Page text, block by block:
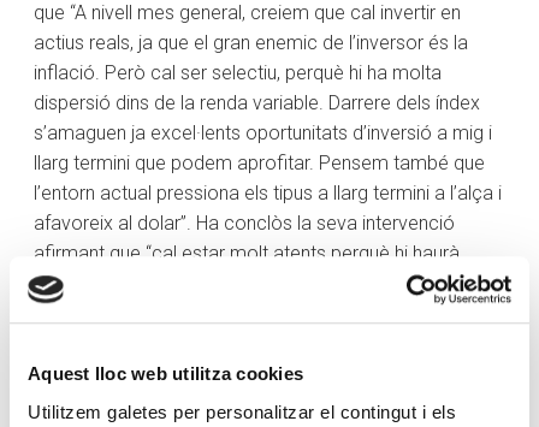
Aquest lloc web utilitza cookies
Utilitzem galetes per personalitzar el contingut i els
que “A nivell mes general, creiem que cal invertir en
actius reals, ja que el gran enemic de l’inversor és la
inflació. Però cal ser selectiu, perquè hi ha molta
dispersió dins de la renda variable. Darrere dels índex
s’amaguen ja excel·lents oportunitats d’inversió a mig i
llarg termini que podem aprofitar. Pensem també que
l’entorn actual pressiona els tipus a llarg termini a l’alça i
afavoreix al dolar”. Ha conclòs la seva intervenció
afirmant que “cal estar molt atents perquè hi haurà
bones oportunitats durant l’any per invertir en bons